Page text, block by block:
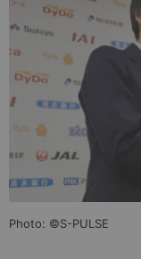
Photo: ©S-PULSE